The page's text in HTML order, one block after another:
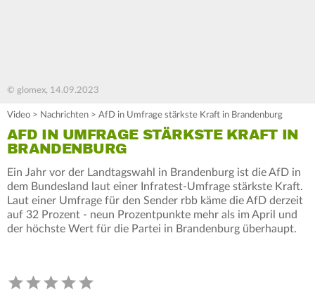
© glomex, 14.09.2023
Video > Nachrichten > AfD in Umfrage stärkste Kraft in Brandenburg
AFD IN UMFRAGE STÄRKSTE KRAFT IN
BRANDENBURG
Ein Jahr vor der Landtagswahl in Brandenburg ist die AfD in
dem Bundesland laut einer Infratest-Umfrage stärkste Kraft.
Laut einer Umfrage für den Sender rbb käme die AfD derzeit
auf 32 Prozent - neun Prozentpunkte mehr als im April und
der höchste Wert für die Partei in Brandenburg überhaupt.